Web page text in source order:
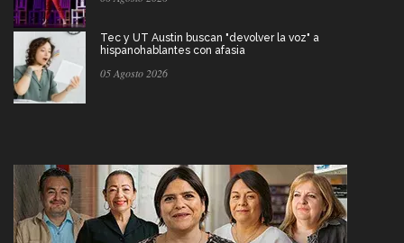
Tec y UT Austin buscan "devolver la voz" a
hispanohablantes con afasia
05 Agosto 2026